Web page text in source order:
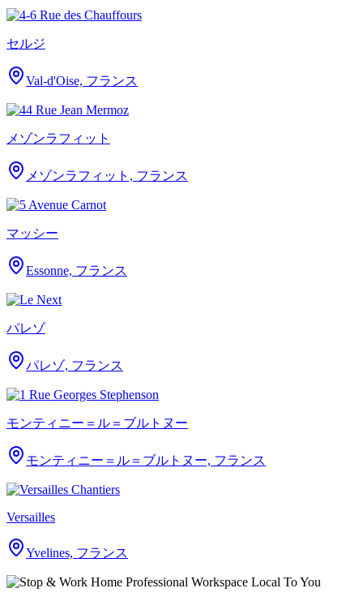
セルジ
Val-d'Oise, フランス
メゾンラフィット
メゾンラフィット, フランス
マッシー
Essonne, フランス
パレゾ
パレゾ, フランス
モンティニー＝ル＝ブルトヌー
モンティニー＝ル＝ブルトヌー, フランス
Versailles
Yvelines, フランス